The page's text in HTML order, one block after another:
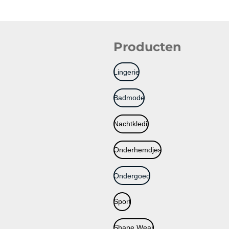
Producten
Lingerie
Badmode
Nachtkledij
Onderhemdjes
Ondergoed
Sport